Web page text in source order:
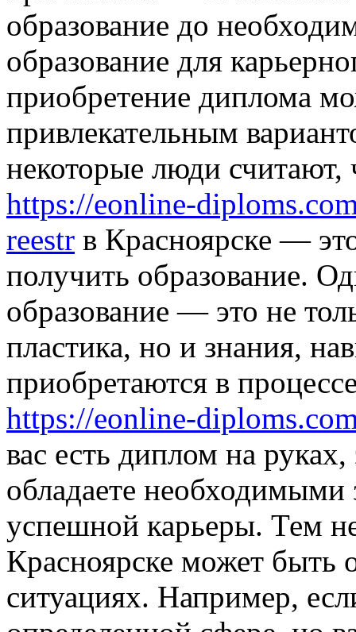
образование до
образование для
приобретение диплома
привлекательным
некоторые люди считают,
https://eonline-
reestr в Красноярске —
получить образование.
образование — это не
пластика, но и знания,
приобретаются в
https://eonline-
вас есть диплом на
обладаете
успешной карьеры. Тем
Красноярске может быть
ситуациях. Например,